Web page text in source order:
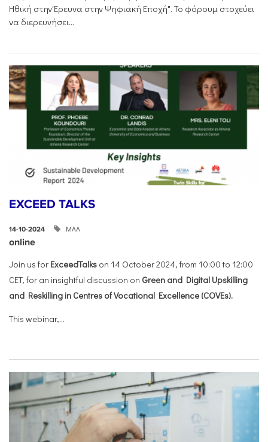
Ηθική στην Έρευνα στην Ψηφιακή Εποχή". Το φόρουμ στοχεύει
να διερευνήσει...
EXCEED TALKS
14-10-2024 ΜΑΑ
online
Join us for ExceedTalks on 14 October 2024, from 10:00 to 12:00
CET, for an insightful discussion on Green and Digital Upskilling
and Reskilling in Centres of Vocational Excellence (COVEs).
This webinar,...